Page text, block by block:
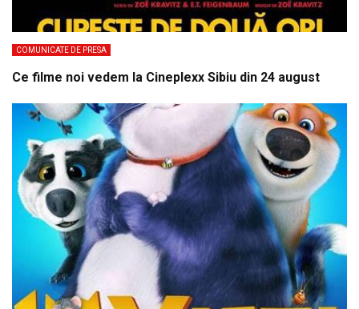
COMUNICATE DE PRESA
Ce filme noi vedem la Cineplexx Sibiu din 24 august